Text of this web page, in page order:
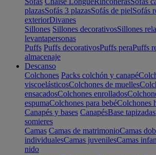
plazasSofás 3 plazasSofás de pielSofás
exteriorDivanes
Sillones Sillones decorativosSillones
levantapersonas
Puffs Puffs decorativosPuffs peraPuffs
almacenaje
Descanso
Colchones Packs colchón y canapé
viscoelásticosColchones de muelles
ensacadosColchones enrollados
espumaColchones para bebéColchones
Canapés y bases CanapésBase tapizadas
somieres
Camas Camas de matrimonioCamas
individualesCamas juvenilesCamas
nido